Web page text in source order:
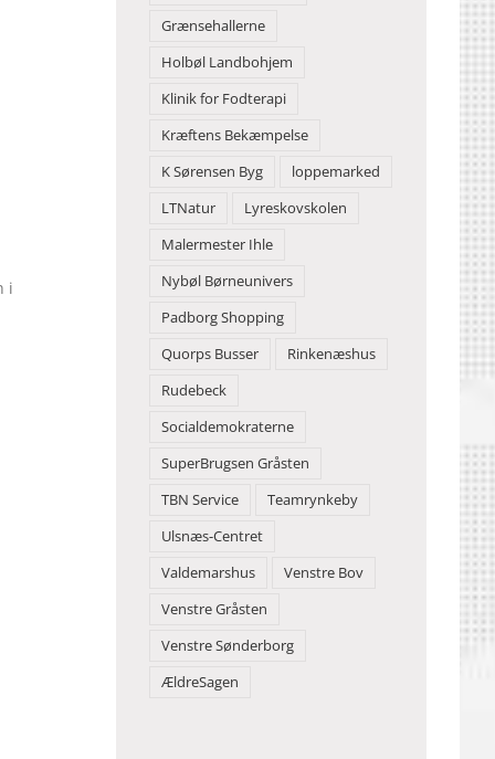
i
Grænsehallerne
Holbøl Landbohjem
Klinik for Fodterapi
Kræftens Bekæmpelse
K Sørensen Byg
loppemarked
LTNatur
Lyreskovskolen
Malermester Ihle
Nybøl Børneunivers
Padborg Shopping
Quorps Busser
Rinkenæshus
Rudebeck
Socialdemokraterne
SuperBrugsen Gråsten
TBN Service
Teamrynkeby
Ulsnæs-Centret
Valdemarshus
Venstre Bov
Venstre Gråsten
Venstre Sønderborg
ÆldreSagen